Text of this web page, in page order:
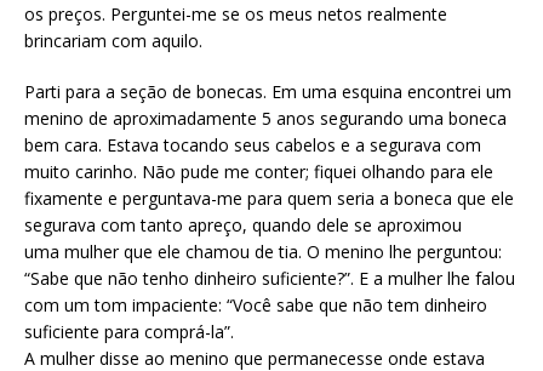
os preços. Perguntei-me se os meus netos realmente
brincariam com aquilo.
Parti para a seção de bonecas. Em uma esquina encontrei um
menino de aproximadamente 5 anos segurando uma boneca
bem cara. Estava tocando seus cabelos e a segurava com
muito carinho. Não pude me conter; fiquei olhando para ele
fixamente e perguntava-me para quem seria a boneca que ele
segurava com tanto apreço, quando dele se aproximou
uma mulher que ele chamou de tia. O menino lhe perguntou:
“Sabe que não tenho dinheiro suficiente?”. E a mulher lhe falou
com um tom impaciente: “Você sabe que não tem dinheiro
suficiente para comprá-la”.
A mulher disse ao menino que permanecesse onde estava